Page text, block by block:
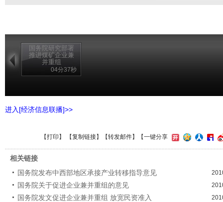
国务院研究部署
推进煤矿企业兼
并重组
04分37秒
进入[经济信息联播]>>
【打印 】 【复制链接】【转发邮件】 【一键分享
相关链接
国务院发布中西部地区承接产业转移指导意见
国务院关于促进企业兼并重组的意见
国务院发文促进企业兼并重组 放宽民资准入